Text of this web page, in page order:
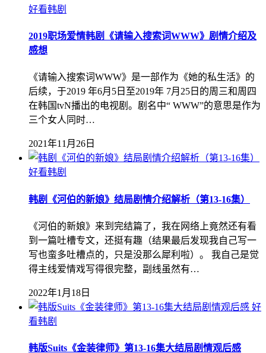
好看韩剧
2019职场爱情韩剧《请输入搜索词WWW》剧情介绍及
感想
《请输入搜索词WWW》是一部作为《她的私生活》的
后续，于2019 年6月5日至2019年 7月25日的周三和周四
在韩国tvN播出的电视剧。剧名中“ WWW”的意思是作为
三个女人同时…
2021年11月26日
好看韩剧
韩剧《河伯的新娘》结局剧情介绍解析（第13-16集）
《河伯的新娘》来到完结篇了，我在网络上竟然还有看
到一篇吐槽专文，还挺有趣（结果最后发现我自己写一
写也蛮多吐槽点的，只是没那么犀利啦）。 我自己是觉
得主线爱情戏写得很完整，副线虽然有…
2022年1月18日
好
看韩剧
韩版Suits《金装律师》第13-16集大结局剧情观后感